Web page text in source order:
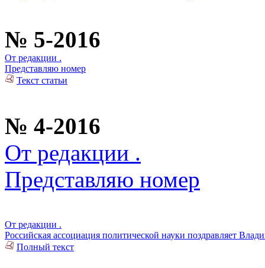
№ 5-2016
От редакции .
Представляю номер
Текст статьи
№ 4-2016
От редакции .
Представляю номер
От редакции .
Российская ассоциация политической науки поздравляет
Полный текст